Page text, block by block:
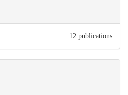
12 publications